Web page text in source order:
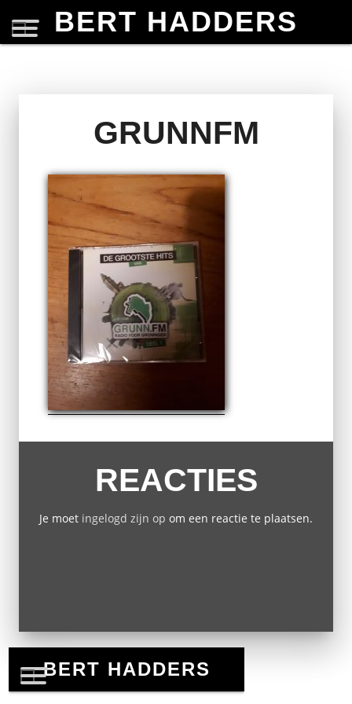
BERT HADDERS
GRUNNFM
REACTIES
Je moet ingelogd zijn op om een reactie te plaatsen.